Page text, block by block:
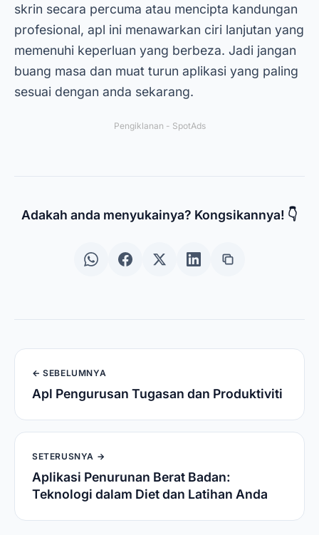
skrin secara percuma atau mencipta kandungan
profesional, apl ini menawarkan ciri lanjutan yang
memenuhi keperluan yang berbeza. Jadi jangan
buang masa dan muat turun aplikasi yang paling
sesuai dengan anda sekarang.
Pengiklanan - SpotAds
Adakah anda menyukainya? Kongsikannya! 👇
← SEBELUMNYA
Apl Pengurusan Tugasan dan Produktiviti
SETERUSNYA →
Aplikasi Penurunan Berat Badan:
Teknologi dalam Diet dan Latihan Anda